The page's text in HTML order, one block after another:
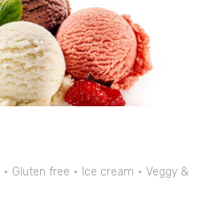
Gluten free Ice cream
Veggy &